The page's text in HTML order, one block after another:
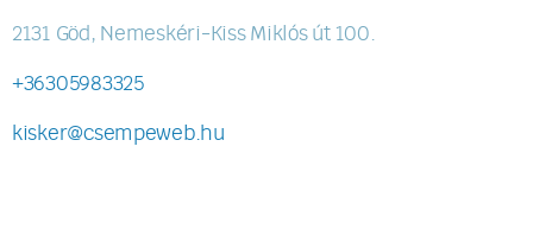
2131 Göd, Nemeskéri-Kiss Miklós út 100.
+36305983325
kisker@csempeweb.hu